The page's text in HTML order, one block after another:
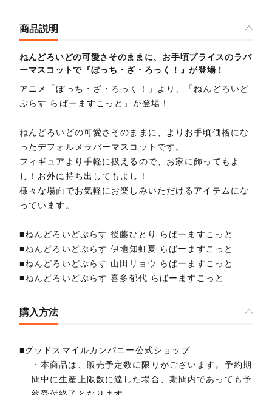
商品説明
ねんどろいどの可愛さそのままに、お手頃プライスのラバ
ーマスコットで『ぼっち・ざ・ろっく！』が登場！
アニメ「ぼっち・ざ・ろっく！」より、「ねんどろいど
ぷらす らばーますこっと」が登場！
ねんどろいどの可愛さそのままに、よりお手頃価格にな
ったデフォルメラバーマスコットです。
フィギュアより手軽に扱えるので、お家に飾ってもよ
し！お外に持ち出してもよし！
様々な場面でお気軽にお楽しみいただけるアイテムにな
っています。
■ねんどろいどぷらす 後藤ひとり らばーますこっと
■ねんどろいどぷらす 伊地知虹夏 らばーますこっと
■ねんどろいどぷらす 山田リョウ らばーますこっと
■ねんどろいどぷらす 喜多郁代 らばーますこっと
購入方法
■グッドスマイルカンパニー公式ショップ
・本商品は、販売予定数に限りがございます。予約期
間中に生産上限数に達した場合、期間内であっても予